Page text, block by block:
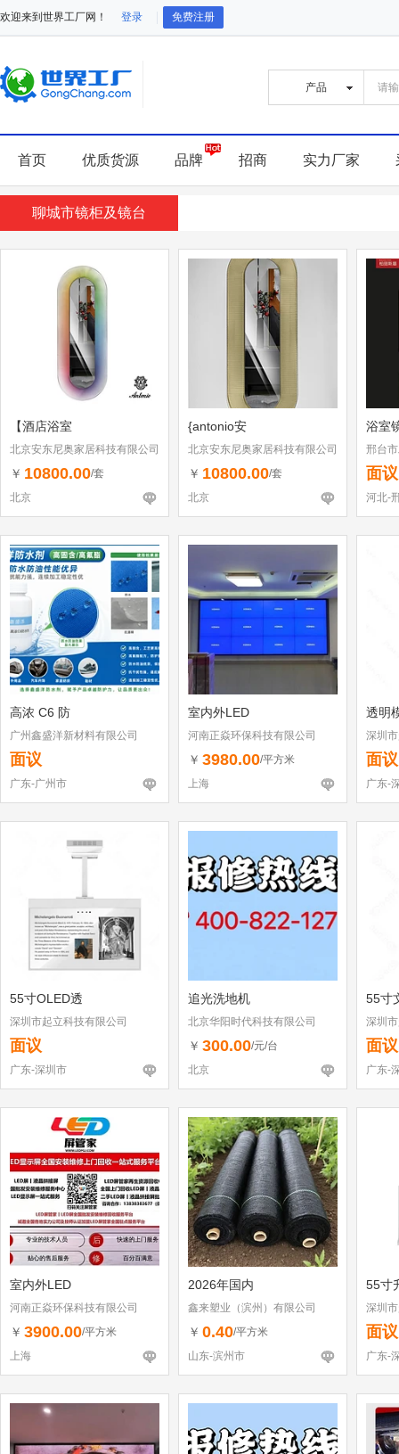
欢迎来到世界工厂网！ 登录 免费注册
首页 优质货源 品牌 招商 实力厂家
聊城市镜柜及镜台
【酒店浴室
北京安东尼奥家居科技有限公司
￥ 10800.00/套
北京
{antonio安
北京安东尼奥家居科技有限公司
￥ 10800.00/套
北京
浴室
邢台
面议
河北-
高浓 C6 防
广州鑫盛洋新材料有限公司
面议
广东-广州市
室内外LED
河南正焱环保科技有限公司
￥ 3980.00/平方米
上海
透明
深圳
面议
广东-
55寸OLED透
深圳市起立科技有限公司
面议
广东-深圳市
追光洗地机
北京华阳时代科技有限公司
￥ 300.00/元/台
北京
55寸
深圳
面议
广东-
室内外LED
河南正焱环保科技有限公司
￥ 3900.00/平方米
上海
2026年国内
鑫来塑业（滨州）有限公司
￥ 0.40/平方米
山东-滨州市
55寸
深圳
面议
广东-